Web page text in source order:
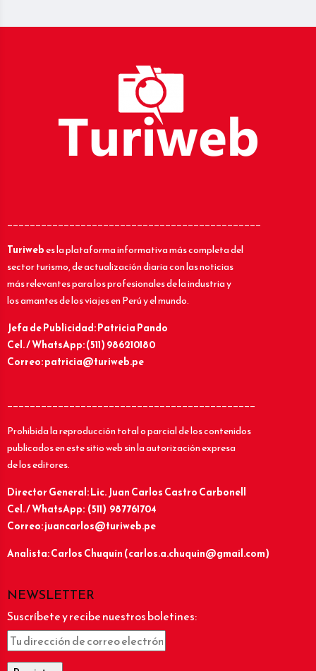
_____________________________________________
Turiwebes la plataforma informativa más completa del
sector turismo, de actualización diaria con las noticias
más relevantes para los profesionales de la industria y
los amantes de los viajes en Perú y el mundo.
Jefa de Publicidad: Patricia Pando
Cel. / WhatsApp: (511) 986210180
Correo: patricia@turiweb.pe
____________________________________________
Prohibida la reproducción total o parcial de los contenidos
publicados en este sitio web sin la autorización expresa
de los editores.
Director General: Lic.Juan Carlos Castro Carbonell
Cel. / WhatsApp: (511) 987761704
Correo: juancarlos@turiweb.pe
Analista: Carlos Chuquín (carlos.a.chuquin@gmail.com)
NEWSLETTER
Suscríbete y recibe nuestros boletines: